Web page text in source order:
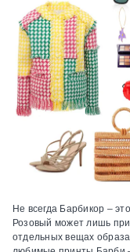
Не всегда Барбикор –
Розовый может лишь
отдельных вещах